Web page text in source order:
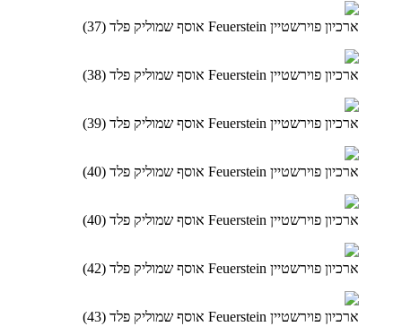
ארכיון פוירשטיין Feuerstein אוסף שמוליק פלד (37)
ארכיון פוירשטיין Feuerstein אוסף שמוליק פלד (38)
ארכיון פוירשטיין Feuerstein אוסף שמוליק פלד (39)
ארכיון פוירשטיין Feuerstein אוסף שמוליק פלד (40)
ארכיון פוירשטיין Feuerstein אוסף שמוליק פלד (40)
ארכיון פוירשטיין Feuerstein אוסף שמוליק פלד (42)
ארכיון פוירשטיין Feuerstein אוסף שמוליק פלד (43)